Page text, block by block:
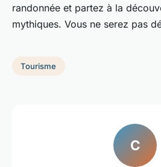
randonnée et partez à la
mythiques. Vous ne serez pas
Tourisme
C